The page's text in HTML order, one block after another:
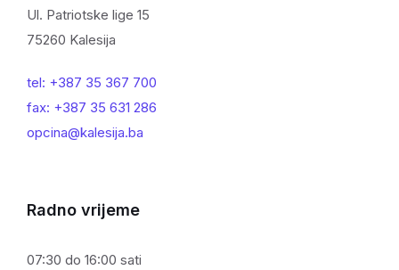
Ul. Patriotske lige 15
75260 Kalesija
tel: +387 35 367 700
fax: +387 35 631 286
opcina@kalesija.ba
Radno vrijeme
07:30 do 16:00 sati